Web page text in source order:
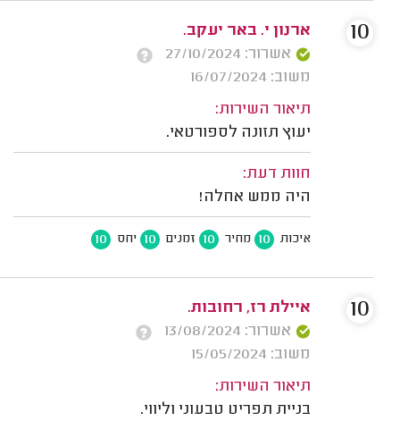
ארנון י. באר יעקב.
אשרור: 27/10/2024
משוב: 16/07/2024
תיאור השירות:
יעוץ תזונה לספורטאי.
חוות דעת:
היה ממש אחלה!
איכות 10 מחיר 10 זמנים 10 יחס 10
10
איילת רז, רחובות.
אשרור: 13/08/2024
משוב: 15/05/2024
תיאור השירות:
בניית תפריט טבעוני וליווי.
10